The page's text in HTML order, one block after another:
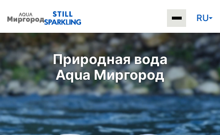
RU
Природная вода
Aqua Миргород